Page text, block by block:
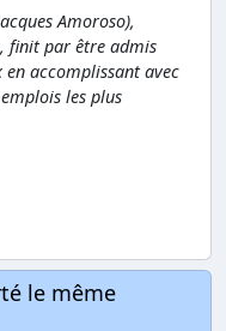
Amoroso),
finit par être admis
accomplissant avec
les plus
le même